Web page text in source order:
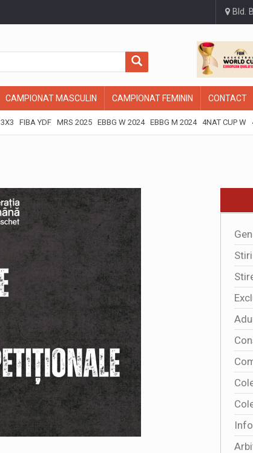
Bld.
CAMPIONAT MASCULIN CAMPIONAT FEMININ CONTACT
3X3 FIBA YDF MRS 2025 EBBG W 2024 EBBG M 2024 4NAT CUP W
Stiri